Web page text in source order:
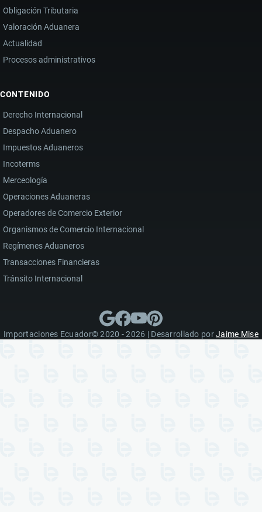
Obligación Tributaria
Valoración Aduanera
Actualidad
Procesos administrativos
CONTENIDO
Derecho Internacional
Despacho Aduanero
Impuestos Aduaneros
Incoterms
Merceología
Operaciones Aduaneras
Operadores de Comercio Exterior
Organismos de Comercio Internacional
Regímenes Aduaneros
Transacciones Financieras
Tránsito Internacional
Importaciones Ecuador© 2020 - 2026 | Desarrollado porJaime Mise